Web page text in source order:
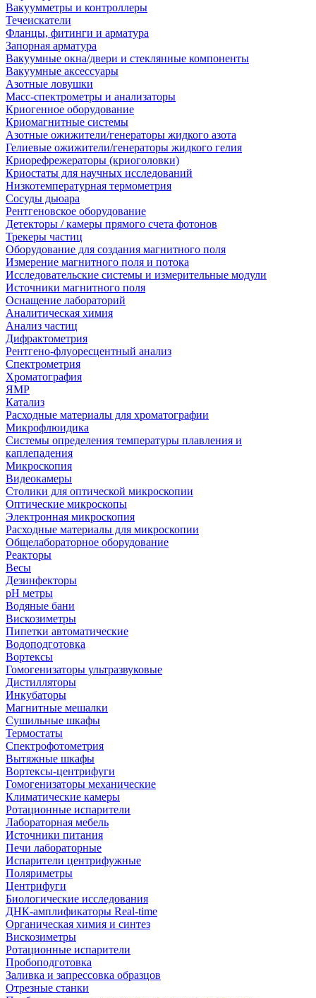
Вакуумметры и контроллеры
Течеискатели
Фланцы, фитинги и арматура
Запорная арматура
Вакуумные окна/двери и стеклянные компоненты
Вакуумные аксессуары
Азотные ловушки
Масс-спектрометры и анализаторы
Криогенное оборудование
Криомагнитные системы
Азотные ожижители/генераторы жидкого азота
Гелиевые ожижители/генераторы жидкого гелия
Криорефрежераторы (криоголовки)
Криостаты для научных исследований
Низкотемпературная термометрия
Сосуды дьюара
Рентгеновское оборудование
Детекторы / камеры прямого счета фотонов
Трекеры частиц
Оборудование для создания магнитного поля
Измерение магнитного поля и потока
Исследовательские системы и измерительные модули
Источники магнитного поля
Оснащение лабораторий
Аналитическая химия
Анализ частиц
Дифрактометрия
Рентгено-флуоресцентный анализ
Спектрометрия
Хроматография
ЯМР
Катализ
Расходные материалы для хроматографии
Микрофлюидика
Системы определения температуры плавления и
каплепадения
Микроскопия
Видеокамеры
Столики для оптической микроскопии
Оптические микроскопы
Электронная микроскопия
Расходные материалы для микроскопии
Общелабораторное оборудование
Реакторы
Весы
Дезинфекторы
рН метры
Водяные бани
Вискозиметры
Пипетки автоматические
Водоподготовка
Вортексы
Гомогенизаторы ультразвуковые
Дистилляторы
Инкубаторы
Магнитные мешалки
Сушильные шкафы
Термостаты
Спектрофотометрия
Вытяжные шкафы
Вортексы-центрифуги
Гомогенизаторы механические
Климатические камеры
Ротационные испарители
Лабораторная мебель
Источники питания
Печи лабораторные
Испарители центрифужные
Поляриметры
Центрифуги
Биологические исследования
ДНК-амплификаторы Real-time
Органическая химия и синтез
Вискозиметры
Ротационные испарители
Пробоподготовка
Заливка и запрессовка образцов
Отрезные станки